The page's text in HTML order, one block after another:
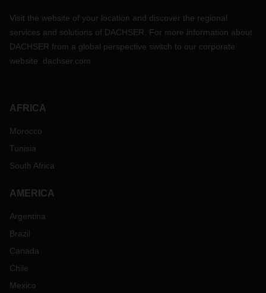
Visit the website of your location and discover the regional
services and solutions of DACHSER. For more information about
DACHSER from a global perspective switch to our corporate
website: dachser.com
AFRICA
Morocco
Tunisia
South Africa
AMERICA
Argentina
Brazil
Canada
Chile
Mexico